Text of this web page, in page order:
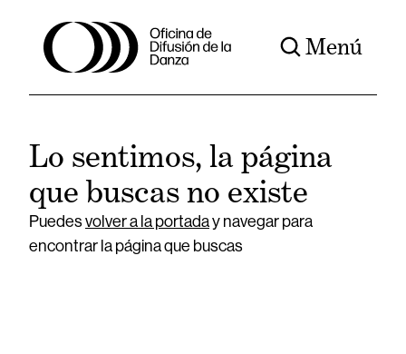
Menú
Lo sentimos, la página
que buscas no existe
Puedesvolver a la portaday navegar para
encontrar la página que buscas